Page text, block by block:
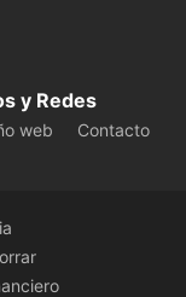
y Redes
web
Contacto